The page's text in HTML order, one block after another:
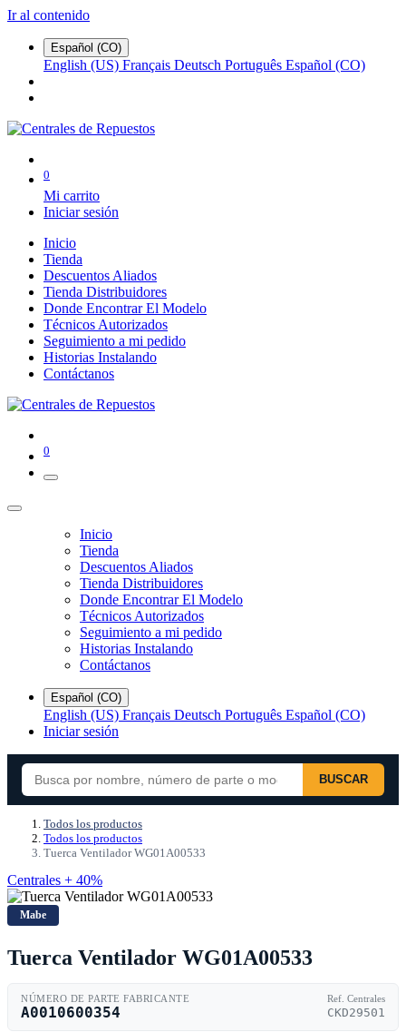
Ir al contenido
Español (CO)
English (US) Français Deutsch Português Español (CO)
0
Mi carrito
Iniciar sesión
Inicio
Tienda
Descuentos Aliados
Tienda Distribuidores
Donde Encontrar El Modelo
Técnicos Autorizados
Seguimiento a mi pedido
Historias Instalando
Contáctanos
0
Inicio
Tienda
Descuentos Aliados
Tienda Distribuidores
Donde Encontrar El Modelo
Técnicos Autorizados
Seguimiento a mi pedido
Historias Instalando
Contáctanos
Español (CO)
English (US) Français Deutsch Português Español (CO)
Iniciar sesión
BUSCAR
Todos los productos
Todos los productos
Tuerca Ventilador WG01A00533
Centrales + 40%
Mabe
Tuerca Ventilador WG01A00533
NÚMERO DE PARTE FABRICANTE
A0010600354
Ref. Centrales
CKD29501